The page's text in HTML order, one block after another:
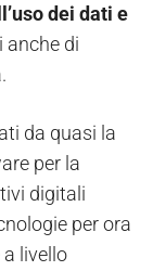
dei dati e
anche di
da quasi la
per la
digitali
per ora
livello